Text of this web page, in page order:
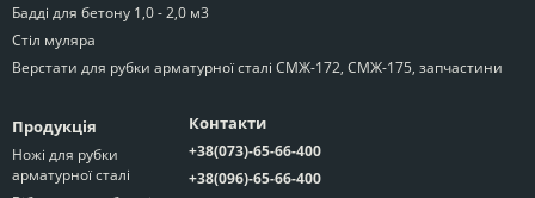
Бадді для бетону 1,0 - 2,0 м3
Стіл муляра
Верстати для рубки арматурної сталі СМЖ-172, СМЖ-175, запчастини
Продукція
Ножі для рубки
арматурної сталі
Контакти
+38(073)-65-66-400
+38(096)-65-66-400